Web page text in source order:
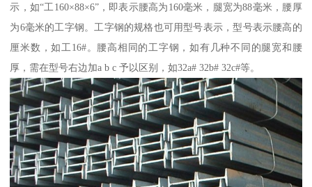
示，如“工160×88×6”，即表示腰高为160毫米，腿宽为88毫米，腰厚
为6毫米的工字钢。工字钢的规格也可用型号表示，型号表示腰高的
厘米数，如工16#。腰高相同的工字钢，如有几种不同的腿宽和腰
厚，需在型号右边加a b c 予以区别，如32a# 32b# 32c#等。